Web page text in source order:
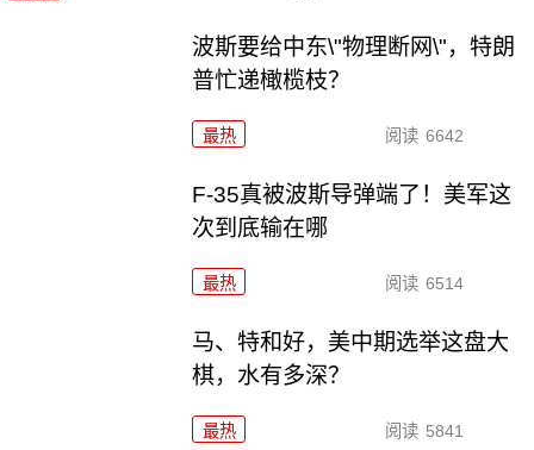
波斯要给中东\"物理断网\"，特朗
普忙递橄榄枝？
最热 阅读 6642
F-35真被波斯导弹端了！美军这
次到底输在哪
最热 阅读 6514
马、特和好，美中期选举这盘大
棋，水有多深？
最热 阅读 5841